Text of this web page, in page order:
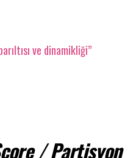
ve dinamikliği”
/ Partisyon